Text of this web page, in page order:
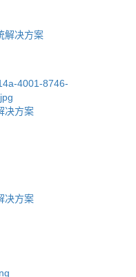
解决方案
决方案
决方案